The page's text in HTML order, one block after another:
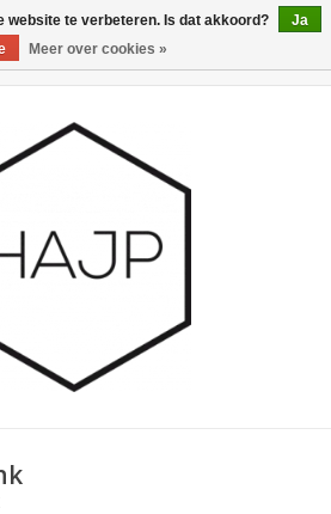
website te verbeteren. Is dat akkoord?
Ja
Meer over cookies »